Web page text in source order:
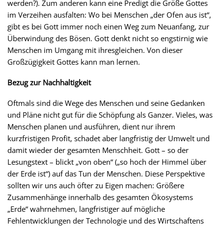
werden?). Zum anderen kann eine Predigt die Größe Gottes
im Verzeihen ausfalten: Wo bei Menschen „der Ofen aus ist“,
gibt es bei Gott immer noch einen Weg zum Neuanfang, zur
Überwindung des Bösen. Gott denkt nicht so engstirnig wie
Menschen im Umgang mit ihresgleichen. Von dieser
Großzügigkeit Gottes kann man lernen.
Bezug zur Nachhaltigkeit
Oftmals sind die Wege des Menschen und seine Gedanken
und Pläne nicht gut für die Schöpfung als Ganzer. Vieles, was
Menschen planen und ausführen, dient nur ihrem
kurzfristigen Profit, schadet aber langfristig der Umwelt und
damit wieder der gesamten Menschheit. Gott – so der
Lesungstext – blickt „von oben“ („so hoch der Himmel über
der Erde ist“) auf das Tun der Menschen. Diese Perspektive
sollten wir uns auch öfter zu Eigen machen: Größere
Zusammenhänge innerhalb des gesamten Ökosystems
„Erde“ wahrnehmen, langfristiger auf mögliche
Fehlentwicklungen der Technologie und des Wirtschaftens